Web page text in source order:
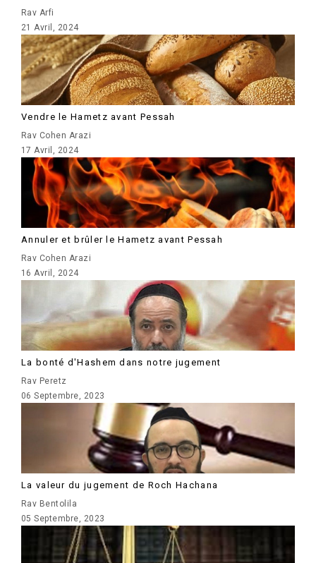
Rav Arfi
21 Avril, 2024
Vendre le Hametz avant Pessah
Rav Cohen Arazi
17 Avril, 2024
Annuler et brûler le Hametz avant Pessah
Rav Cohen Arazi
16 Avril, 2024
La bonté d'Hashem dans notre jugement
Rav Peretz
06 Septembre, 2023
La valeur du jugement de Roch Hachana
Rav Bentolila
05 Septembre, 2023